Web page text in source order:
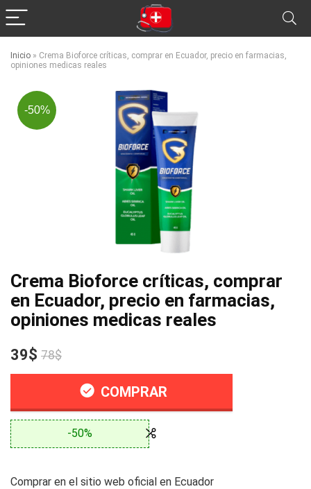
Inicio » Crema Bioforce críticas, comprar en Ecuador, precio en farmacias,
opiniones medicas reales
-50%
Crema Bioforce críticas, comprar
en Ecuador, precio en farmacias,
opiniones medicas reales
39$ 78$
COMPRAR
-50%
Comprar en el sitio web oficial en Ecuador